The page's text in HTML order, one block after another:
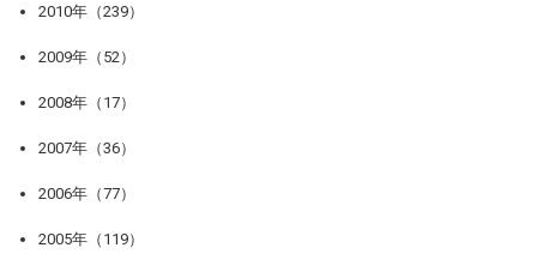
2010年（239）
2009年（52）
2008年（17）
2007年（36）
2006年（77）
2005年（119）